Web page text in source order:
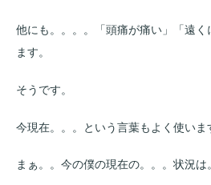
他にも。。。。「頭痛が痛い」「遠
ます。
そうです。
今現在。。。という言葉もよく使いま
まぁ。。今の僕の現在の。。。状況は